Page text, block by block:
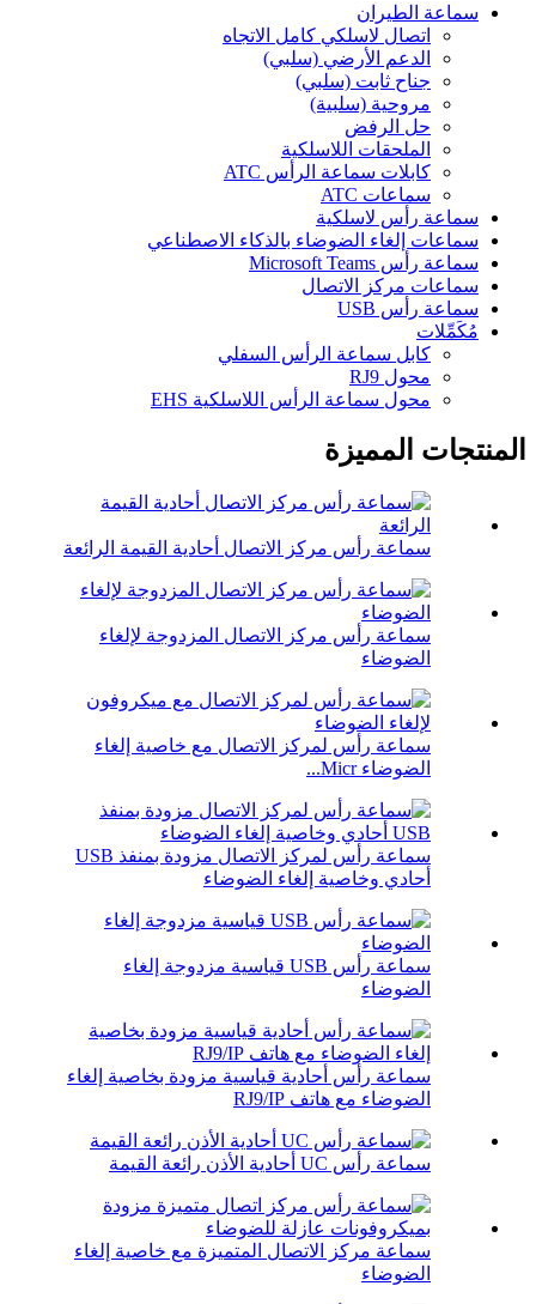
سماعة الطيران
اتصال لاسلكي كامل الاتجاه
الدعم الأرضي (سلبي)
جناح ثابت (سلبي)
مروحية (سلبية)
حل الرفض
الملحقات اللاسلكية
كابلات سماعة الرأس ATC
سماعات ATC
سماعة رأس لاسلكية
سماعات إلغاء الضوضاء بالذكاء الاصطناعي
سماعة رأس Microsoft Teams
سماعات مركز الاتصال
سماعة رأس USB
مُكَمِّلات
كابل سماعة الرأس السفلي
محول RJ9
محول سماعة الرأس اللاسلكية EHS
المنتجات المميزة
سماعة رأس مركز الاتصال أحادية القيمة الرائعة
سماعة رأس مركز الاتصال المزدوجة لإلغاء
الضوضاء
سماعة رأس لمركز الاتصال مع خاصية إلغاء
الضوضاء Micr...
سماعة رأس لمركز الاتصال مزودة بمنفذ USB
أحادي وخاصية إلغاء الضوضاء
سماعة رأس USB قياسية مزدوجة إلغاء
الضوضاء
سماعة رأس أحادية قياسية مزودة بخاصية إلغاء
الضوضاء مع هاتف RJ9/IP
سماعة رأس UC أحادية الأذن رائعة القيمة
سماعة مركز الاتصال المتميزة مع خاصية إلغاء
الضوضاء